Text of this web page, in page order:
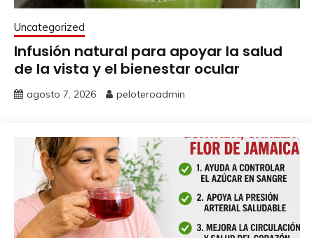
Uncategorized
Infusión natural para apoyar la salud
de la vista y el bienestar ocular
agosto 7, 2026 peloteroadmin